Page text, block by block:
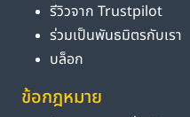
รีวิวจาก Trustpilot
ร่วมเป็นพันธมิตรกับเรา
บล็อก
ข้อกฎหมาย